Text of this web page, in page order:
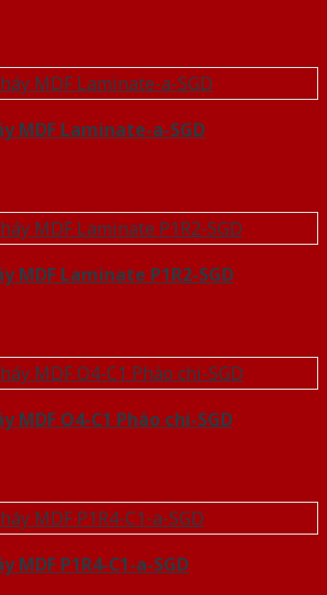
MDF Laminate-a-SGD
MDF Laminate P1R2-SGD
MDF O4-C1 Phào chi-SGD
MDF P1R4-C1-a-SGD